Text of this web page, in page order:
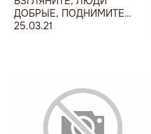
ДОБРЫЕ, ПОДНИМИТЕ
ВЕКИ!
25.03.21